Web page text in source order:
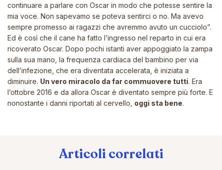
continuare a parlare con Oscar in modo che potesse sentire la
mia voce. Non sapevamo se poteva sentirci o no. Ma avevo
sempre promesso ai ragazzi che avremmo avuto un cucciolo”.
Ed è così che il cane ha fatto l’ingresso nel reparto in cui era
ricoverato Oscar. Dopo pochi istanti aver appoggiato la zampa
sulla sua mano, la frequenza cardiaca del bambino per via
dell’infezione, che era diventata accelerata, è iniziata a
diminuire. Un vero miracolo da far commuovere tutti. Era
l’ottobre 2016 e da allora Oscar è diventato sempre più forte. E
nonostante i danni riportati al cervello, oggi sta bene.
Articoli correlati